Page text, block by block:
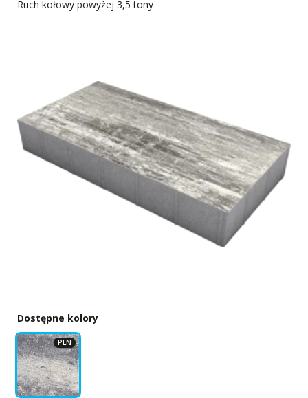
Ruch kołowy powyżej 3,5 tony
Dostępne kolory
PLN